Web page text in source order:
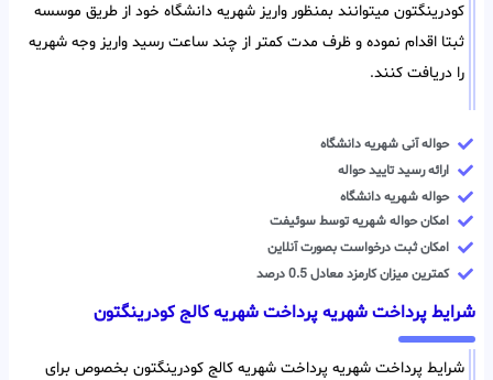
کودرینگتون میتوانند بمنظور واریز شهریه دانشگاه خود از طریق موسسه
ثبتا اقدام نموده و ظرف مدت کمتر از چند ساعت رسید واریز وجه شهریه
را دریافت کنند.
حواله آنی شهریه دانشگاه
ارائه رسید تایید حواله
حواله شهریه دانشگاه
امکان حواله شهریه توسط سوئیفت
امکان ثبت درخواست بصورت آنلاین
کمترین میزان کارمزد معادل 0.5 درصد
شرایط پرداخت شهریه پرداخت شهریه کالج کودرینگتون
شرایط پرداخت شهریه پرداخت شهریه کالج کودرینگتون بخصوص برای